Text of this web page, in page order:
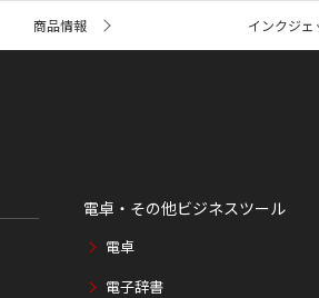
商品情報 インクジ
電卓・その他ビジネスツール
電卓
電子辞書